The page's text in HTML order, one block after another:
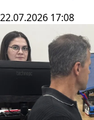
22.07.2026 17:08